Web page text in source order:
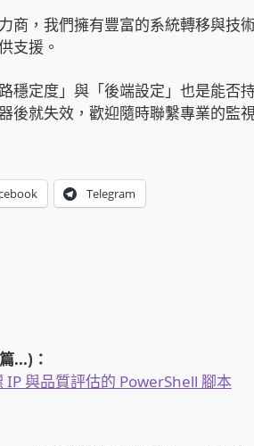
商，我們擁有豐富的系統轉移與技
支援。
穩定度」與「後端設定」也是能否
後就失效，歡迎隨時聯繫專業的監
Telegram
...)：
與品質評估的 PowerShell 腳本